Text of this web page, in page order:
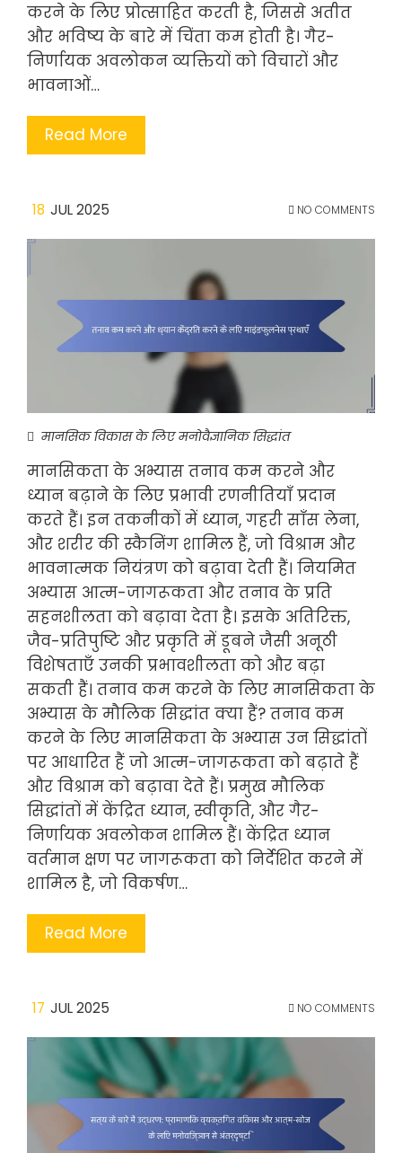
करने के लिए प्रोत्साहित करती है, जिससे अतीत
और भविष्य के बारे में चिंता कम होती है। गैर-
निर्णायक अवलोकन व्यक्तियों को विचारों और
भावनाओं…
Read More
18 JUL 2025 NO COMMENTS
मानसिक विकास के लिए मनोवैज्ञानिक सिद्धांत
मानसिकता के अभ्यास तनाव कम करने और
ध्यान बढ़ाने के लिए प्रभावी रणनीतियाँ प्रदान
करते हैं। इन तकनीकों में ध्यान, गहरी साँस लेना,
और शरीर की स्कैनिंग शामिल हैं, जो विश्राम और
भावनात्मक नियंत्रण को बढ़ावा देती हैं। नियमित
अभ्यास आत्म-जागरूकता और तनाव के प्रति
सहनशीलता को बढ़ावा देता है। इसके अतिरिक्त,
जैव-प्रतिपुष्टि और प्रकृति में डूबने जैसी अनूठी
विशेषताएँ उनकी प्रभावशीलता को और बढ़ा
सकती हैं। तनाव कम करने के लिए मानसिकता के
अभ्यास के मौलिक सिद्धांत क्या हैं? तनाव कम
करने के लिए मानसिकता के अभ्यास उन सिद्धांतों
पर आधारित हैं जो आत्म-जागरूकता को बढ़ाते हैं
और विश्राम को बढ़ावा देते हैं। प्रमुख मौलिक
सिद्धांतों में केंद्रित ध्यान, स्वीकृति, और गैर-
निर्णायक अवलोकन शामिल हैं। केंद्रित ध्यान
वर्तमान क्षण पर जागरूकता को निर्देशित करने में
शामिल है, जो विकर्षण…
Read More
17 JUL 2025 NO COMMENTS